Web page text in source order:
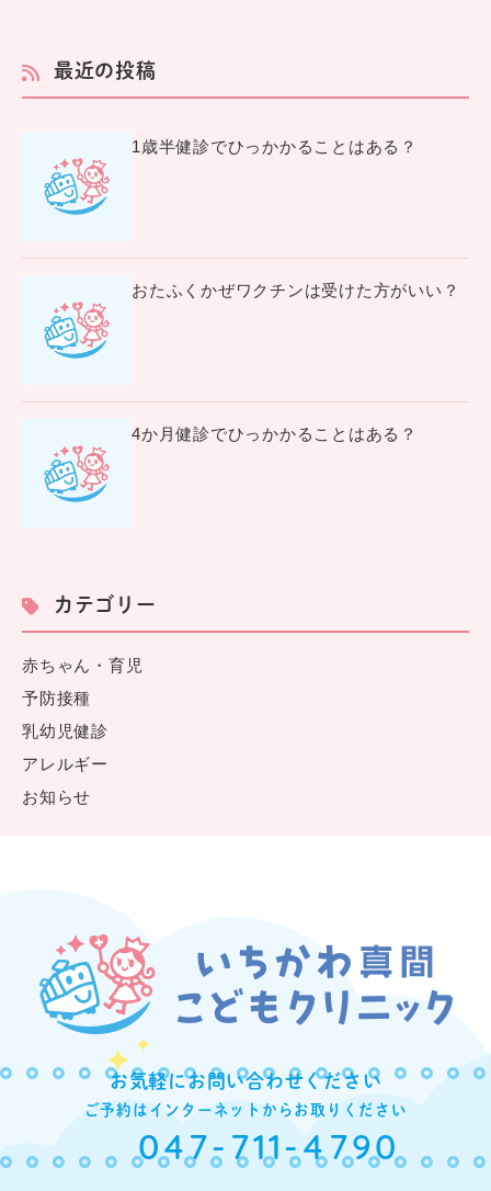
最近の投稿
1歳半健診でひっかかることはある？
おたふくかぜワクチンは受けた方がいい？
4か月健診でひっかかることはある？
カテゴリー
赤ちゃん・育児
予防接種
乳幼児健診
アレルギー
お知らせ
お気軽にお問い合わせください
ご予約はインターネットからお取りください
047-711-4790